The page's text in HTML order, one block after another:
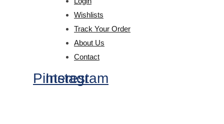
Wishlists
Track Your Order
About Us
Contact
Pinterest
Instagram